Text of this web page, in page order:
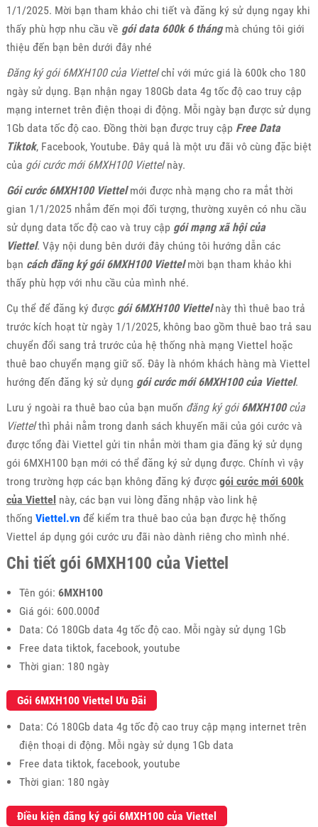
1/1/2025. Mời bạn tham khảo chi tiết và đăng ký sử dụng ngay khi
thấy phù hợp nhu cầu về gói data 600k 6 tháng mà chúng tôi giới
thiệu đến bạn bên dưới đây nhé
Đăng ký gói 6MXH100 của Viettelchỉ với mức giá là 600k cho 180
ngày sử dụng. Bạn nhận ngay 180Gb data 4g tốc độ cao truy cập
mạng internet trên điện thoại di động. Mỗi ngày bạn được sử dụng
1Gb data tốc độ cao. Đồng thời bạn được truy cập Free Data
Tiktok, Facebook, Youtube. Đây quả là một ưu đãi vô cùng đặc biệt
của gói cước mới 6MXH100 Viettelnày.
Gói cước 6MXH100 Viettelmới được nhà mạng cho ra mắt thời
gian 1/1/2025 nhắm đến mọi đối tượng, thường xuyên có nhu cầu
sử dụng data tốc độ cao và truy cập gói mạng xã hội của
Viettel. Vậy nội dung bên dưới đây chúng tôi hướng dẫn các
bạn cách đăng ký gói 6MXH100 Viettelmời bạn tham khảo khi
thấy phù hợp với nhu cầu của mình nhé.
Cụ thể để đăng ký được gói 6MXH100 Viettelnày thì thuê bao trả
trước kích hoạt từ ngày 1/1/2025, không bao gồm thuê bao trả sau
chuyển đổi sang trả trước của hệ thống nhà mạng Viettel hoặc
thuê bao chuyển mạng giữ số. Đây là nhóm khách hàng mà Viettel
hướng đến đăng ký sử dụng gói cước mới 6MXH100 của Viettel.
Lưu ý ngoài ra thuê bao của bạn muốn đăng ký gói6MXH100của
Viettelthì phải nằm trong danh sách khuyến mãi của gói cước và
được tổng đài Viettel gửi tin nhắn mời tham gia đăng ký sử dụng
gói 6MXH100 bạn mới có thể đăng ký sử dụng được. Chính vì vậy
trong trường hợp các bạn không đăng ký được gói cước mới 600k
của Viettel này, các bạn vui lòng đăng nhập vào link hệ
thống Viettel.vnđể kiểm tra thuê bao của bạn được hệ thống
Viettel áp dụng gói cước ưu đãi nào dành riêng cho mình nhé.
Chi tiết gói 6MXH100 của Viettel
Tên gói: 6MXH100
Giá gói: 600.000đ
Data: Có 180Gb data 4g tốc độ cao. Mỗi ngày sử dụng 1Gb
Free data tiktok, facebook, youtube
Thời gian: 180 ngày
Gói 6MXH100 Viettel Ưu Đãi
Data: Có 180Gb data 4g tốc độ cao truy cập mạng internet trên
điện thoại di động. Mỗi ngày sử dụng 1Gb data
Free data tiktok, facebook, youtube
Thời gian: 180 ngày
Điều kiện đăng ký gói 6MXH100 của Viettel